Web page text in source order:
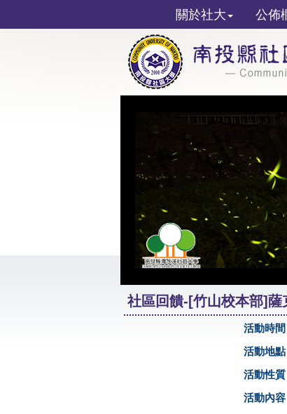
關於社大 公佈
社區回饋-[竹山校本部]薩
活動時間
活動地點
活動性質
活動內容